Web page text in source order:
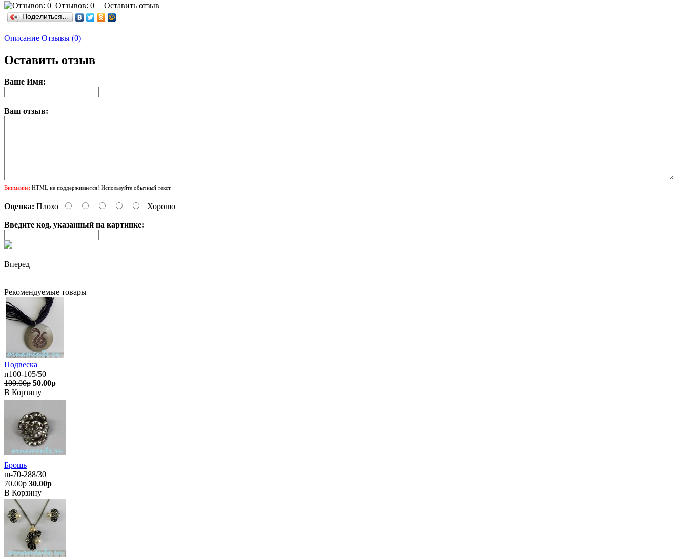
Отзывов: 0 | Оставить отзыв
Поделиться…
Описание Отзывы (0)
Оставить отзыв
Ваше Имя:
Ваш отзыв:
Внимание: HTML не поддерживается! Используйте обычный текст.
Оценка: Плохо Хорошо
Введите код, указанный на картинке:
Вперед
Рекомендуемые товары
Подвеска
п100-105/50
100.00р 50.00р
В Корзину
Брошь
ш-70-288/30
70.00р 30.00р
В Корзину